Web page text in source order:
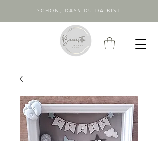
SCHÖN, DASS DU DA BIST